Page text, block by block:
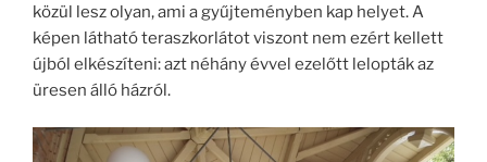
közül lesz olyan, ami a gyűjteményben kap helyet. A
képen látható teraszkorlátot viszont nem ezért kellett
újból elkészíteni: azt néhány évvel ezelőtt lelopták az
üresen álló házról.